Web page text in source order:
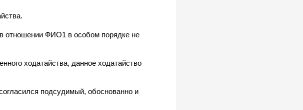
отношении ФИО1 в особом порядке не
ходатайства, данное ходатайство
подсудимый, обоснованно и